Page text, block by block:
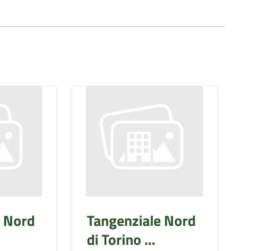
Tangenziale Nord
di Torino ...